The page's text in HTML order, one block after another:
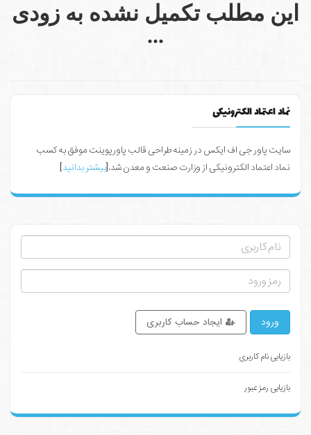
این مطلب تکمیل نشده به زودی
...
نماد اعتماد الکترونیکی
سایت پاور جی اف ایکس در زمینه طراحی قالب پاورپوینت موفق به کسب
نماد اعتماد الکترونیکی از وزارت صنعت و معدن شد.[بیشتر بدانید]
ورود ایجاد حساب کاربری
بازیابی نام کاربری
بازیابی رمز عبور